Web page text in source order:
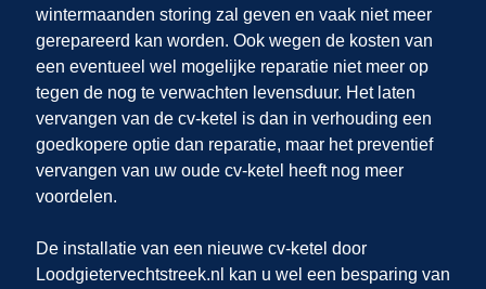
wintermaanden storing zal geven en vaak niet meer
gerepareerd kan worden. Ook wegen de kosten van
een eventueel wel mogelijke reparatie niet meer op
tegen de nog te verwachten levensduur. Het laten
vervangen van de cv-ketel is dan in verhouding een
goedkopere optie dan reparatie, maar het preventief
vervangen van uw oude cv-ketel heeft nog meer
voordelen.
De installatie van een nieuwe cv-ketel door
Loodgietervechtstreek.nl
kan u wel een besparing van